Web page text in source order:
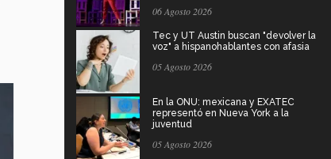
06 Agosto 2026
Tec y UT Austin buscan "devolver la
voz" a hispanohablantes con afasia
05 Agosto 2026
En la ONU: mexicana y EXATEC
representó en Nueva York a la
juventud
05 Agosto 2026